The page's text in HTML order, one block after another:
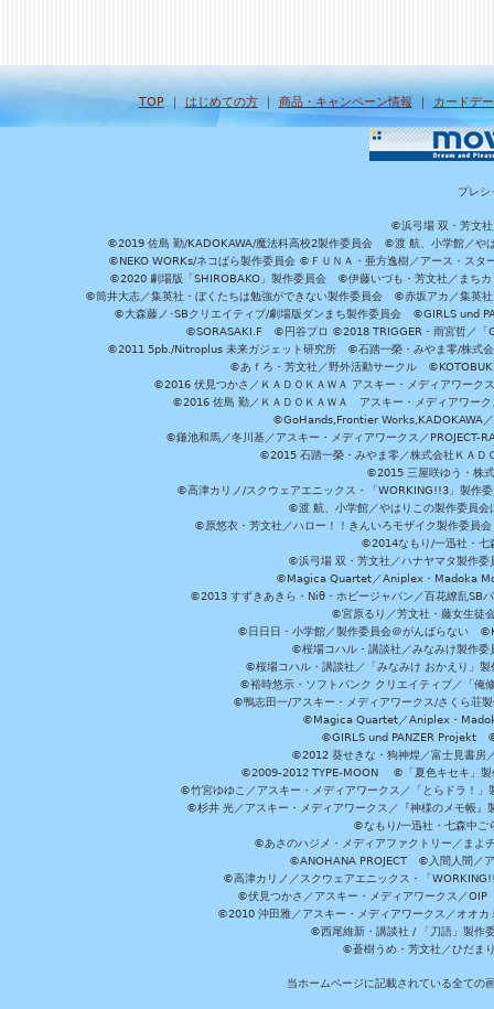
TOP｜ はじめての方｜ 商品・キャンペーン情報 ｜ カードデ
プレシ
©浜弓場 双・芳文社
©2019 佐島 勤/KADOKAWA/魔法科高校2製作委員会 ©渡 航、小学館／や
©NEKO WORKs/ネコぱら製作委員会 ©ＦＵＮＡ・亜方逸樹／アース・ス
©2020 劇場版「SHIROBAKO」製作委員会 ©伊藤いづも・芳文社／まち
©筒井大志／集英社・ぼくたちは勉強ができない製作委員会 ©赤坂アカ／集英
©大森藤ノ･SBクリエイティブ/劇場版ダンまち製作委員会 ©GIRLS und
©SORASAKI.F ©円谷プロ ©2018 TRIGGER・雨宮哲／
©2011 5pb./Nitroplus 未来ガジェット研究所 ©石踏一榮・みやま零/株式
©あｆろ・芳文社／野外活動サークル
©2016 伏見つかさ／ＫＡＤＯＫＡＷＡ アスキー・メディアワー
©2016 佐島 勤／ＫＡＤＯＫＡＷＡ アスキー・メディアワ
©GoHands,Frontier Works,KADOKAWA
©鎌池和馬／冬川基／アスキー・メディアワークス／
©2015 石踏一榮・みやま零／株式会社ＫＡＤ
©2015 三屋咲ゆう・株
©高津カリノ/スクウェアエニックス・「WORKING!!3」製作
©渡 航、小学館／やはりこの製作委員
©原悠衣・芳文社／ハロー！！きんいろモザイク製作委員
©2014なもり/一迅社・
©浜弓場 双・芳文社／ハナヤマタ製作
©Magica Quartet／Aniplex・Madoka
©2013 すずきあきら・Niθ・ホビージャパン／百花繚乱
©宮原るり／芳文社・藤女生徒
©日日日・小学館／製作委員会＠がんばらない
©桜場コハル・講談社／みなみけ製作
©桜場コハル・講談社／「みなみけ おかえり」
©裕時悠示・ソフトバンク クリエイティブ／「
©鴨志田一/アスキー・メディアワークス/さく
©Magica Quartet／Aniplex・
©GIRLS und PANZER Projekt ©
©2012 葵せきな・狗神煌／富士見書
©2009-2012 TYPE-MOON ©「夏色キセキ」製
©竹宮ゆゆこ／アスキー・メディアワークス／「とらドラ！
©杉井 光／アスキー・メディアワークス／『神様のメモ帳
©なもり/一迅社・七森中
©あさのハジメ・メディアファクトリー／ま
©ANOHANA PROJECT ©入間人間／ア
©高津カリノ／スクウェアエニックス・「
©伏見つかさ／アスキー・メディアワークス／
©2010 沖田雅／アスキー・メディアワークス／オオ
©西尾維新・講談社 / 「刀語」製作
©蒼樹うめ・芳文社／ひだま
当ホームページに記載されている全ての